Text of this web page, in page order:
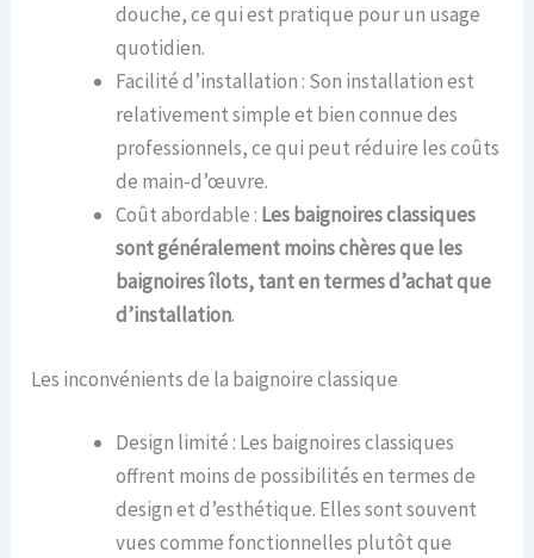
douche, ce qui est pratique pour un usage
quotidien.
Facilité d’installation : Son installation est
relativement simple et bien connue des
professionnels, ce qui peut réduire les coûts
de main-d’œuvre.
Coût abordable : Les baignoires classiques
sont généralement moins chères que les
baignoires îlots, tant en termes d’achat que
d’installation.
Les inconvénients de la baignoire classique
Design limité : Les baignoires classiques
offrent moins de possibilités en termes de
design et d’esthétique. Elles sont souvent
vues comme fonctionnelles plutôt que